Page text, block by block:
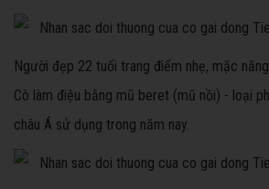
Người đẹp 22 tuổi trang điểm nhẹ, mặc
Cô làm điệu bằng mũ beret (mũ nồi) - loại
châu Á sử dụng trong năm nay.